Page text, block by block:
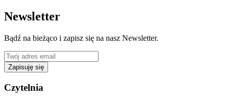
Newsletter
Bądź na bieżąco i zapisz się na nasz Newsletter.
Zapisuję się
Czytelnia